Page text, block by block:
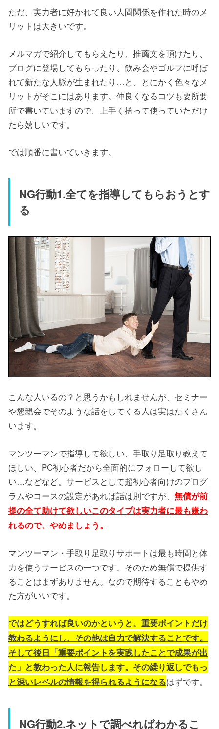
ただ、実力者に好かれて良い人間関係を作れた時のメ
リットは大きいです。
メルマガで紹介してもらえたり、推薦文を頂けたり、
ブログに登場してもらったり、飲み会やゴルフに呼ば
れて新たな人脈が生まれたり…と、とにかく色々なメ
リットがそこにはあります。仲良くなるコツも要所要
所で書いていますので、上手く拾って使っていただけ
たら嬉しいです。
では順番に書いていきます。
NG行動1.全てを指導してもらおうとす
る
こんな人いるの？と思うかもしれませんが、セミナー
や懇親会でそのような話をしてくる人は実はたくさん
います。
マンツーマンで指導して欲しい、手取り足取り教えて
ほしい、PC初心者だから全面的にフォローして欲し
い…などなど。サービスとして超初心者向けのプログ
ラムやコースの設定があれば話は別ですが、 無償が前
提の全て助けて欲しいこのタイプは実力者に最も嫌わ
れるので、やめましょう。
マンツーマン・手取り足取りサポートは最も時間と体
力を使うサービスの一つです。そのため無償で提供す
ることはまずありません。なので期待することもやめ
た方がいいです。
ではどうすれば良いのかというと、重要ポイントだけ
教わるようにし、その他は自力で解決することです。
そして後日「重要ポイントを実践したことで成果が出
た」と教わった人に報告します。その繰り返しでもっ
と深いレベルの情報を得られるようになるはずです。
NG行動2.ネットで調べればわかるこ